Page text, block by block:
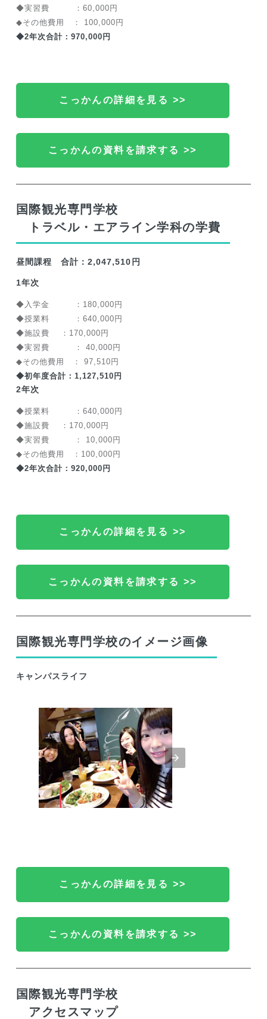
◆実習費 ：60,000円
◆その他費用 ： 100,000円
◆2年次合計：970,000円
こっかんの詳細を見る >>
こっかんの資料を請求する >>
国際観光専門学校
トラベル・エアライン学科の学費
昼間課程 合計：2,047,510円
1年次
◆入学金 ：180,000円
◆授業料 ：640,000円
◆施設費 ：170,000円
◆実習費 ： 40,000円
◆その他費用 ： 97,510円
◆初年度合計：1,127,510円
2年次
◆授業料 ：640,000円
◆施設費 ：170,000円
◆実習費 ： 10,000円
◆その他費用 ：100,000円
◆2年次合計：920,000円
こっかんの詳細を見る >>
こっかんの資料を請求する >>
国際観光専門学校のイメージ画像
キャンパスライフ
こっかんの詳細を見る >>
こっかんの資料を請求する >>
国際観光専門学校
アクセスマップ